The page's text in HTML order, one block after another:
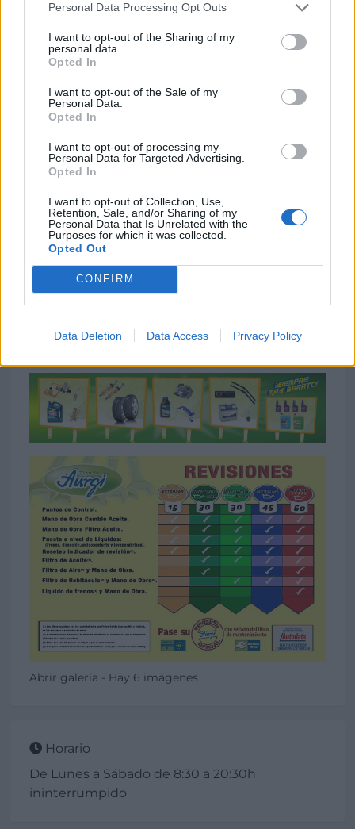
Personal Data Processing Opt Outs
I want to opt-out of the Sharing of my
personal data.
Opted In
I want to opt-out of the Sale of my
Personal Data.
Opted In
I want to opt-out of processing my
Personal Data for Targeted Advertising.
Opted In
I want to opt-out of Collection, Use,
Retention, Sale, and/or Sharing of my
Personal Data that Is Unrelated with the
Purposes for which it was collected.
Opted Out
CONFIRM
Data Deletion Data Access Privacy Policy
Abrir galería - Hay 6 imágenes
Horario
De Lunes a Sábado de 8:30 a 20:30h
ininterrumpido